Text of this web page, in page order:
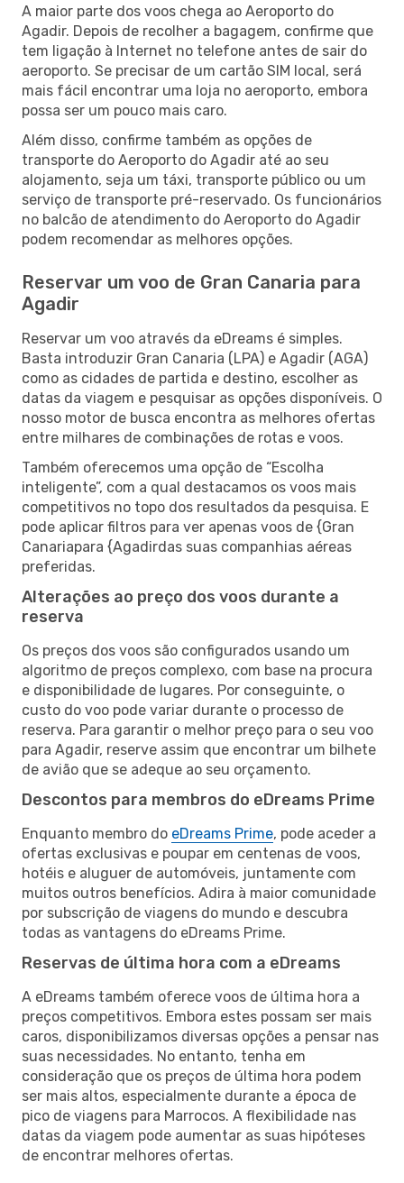
A maior parte dos voos chega ao Aeroporto do
Agadir. Depois de recolher a bagagem, confirme que
tem ligação à Internet no telefone antes de sair do
aeroporto. Se precisar de um cartão SIM local, será
mais fácil encontrar uma loja no aeroporto, embora
possa ser um pouco mais caro.
Além disso, confirme também as opções de
transporte do Aeroporto do Agadir até ao seu
alojamento, seja um táxi, transporte público ou um
serviço de transporte pré-reservado. Os funcionários
no balcão de atendimento do Aeroporto do Agadir
podem recomendar as melhores opções.
Reservar um voo de Gran Canaria para
Agadir
Reservar um voo através da eDreams é simples.
Basta introduzir Gran Canaria (LPA) e Agadir (AGA)
como as cidades de partida e destino, escolher as
datas da viagem e pesquisar as opções disponíveis. O
nosso motor de busca encontra as melhores ofertas
entre milhares de combinações de rotas e voos.
Também oferecemos uma opção de “Escolha
inteligente”, com a qual destacamos os voos mais
competitivos no topo dos resultados da pesquisa. E
pode aplicar filtros para ver apenas voos de {Gran
Canariapara {Agadirdas suas companhias aéreas
preferidas.
Alterações ao preço dos voos durante a
reserva
Os preços dos voos são configurados usando um
algoritmo de preços complexo, com base na procura
e disponibilidade de lugares. Por conseguinte, o
custo do voo pode variar durante o processo de
reserva. Para garantir o melhor preço para o seu voo
para Agadir, reserve assim que encontrar um bilhete
de avião que se adeque ao seu orçamento.
Descontos para membros do eDreams Prime
Enquanto membro do eDreams Prime, pode aceder a
ofertas exclusivas e poupar em centenas de voos,
hotéis e aluguer de automóveis, juntamente com
muitos outros benefícios. Adira à maior comunidade
por subscrição de viagens do mundo e descubra
todas as vantagens do eDreams Prime.
Reservas de última hora com a eDreams
A eDreams também oferece voos de última hora a
preços competitivos. Embora estes possam ser mais
caros, disponibilizamos diversas opções a pensar nas
suas necessidades. No entanto, tenha em
consideração que os preços de última hora podem
ser mais altos, especialmente durante a época de
pico de viagens para Marrocos. A flexibilidade nas
datas da viagem pode aumentar as suas hipóteses
de encontrar melhores ofertas.